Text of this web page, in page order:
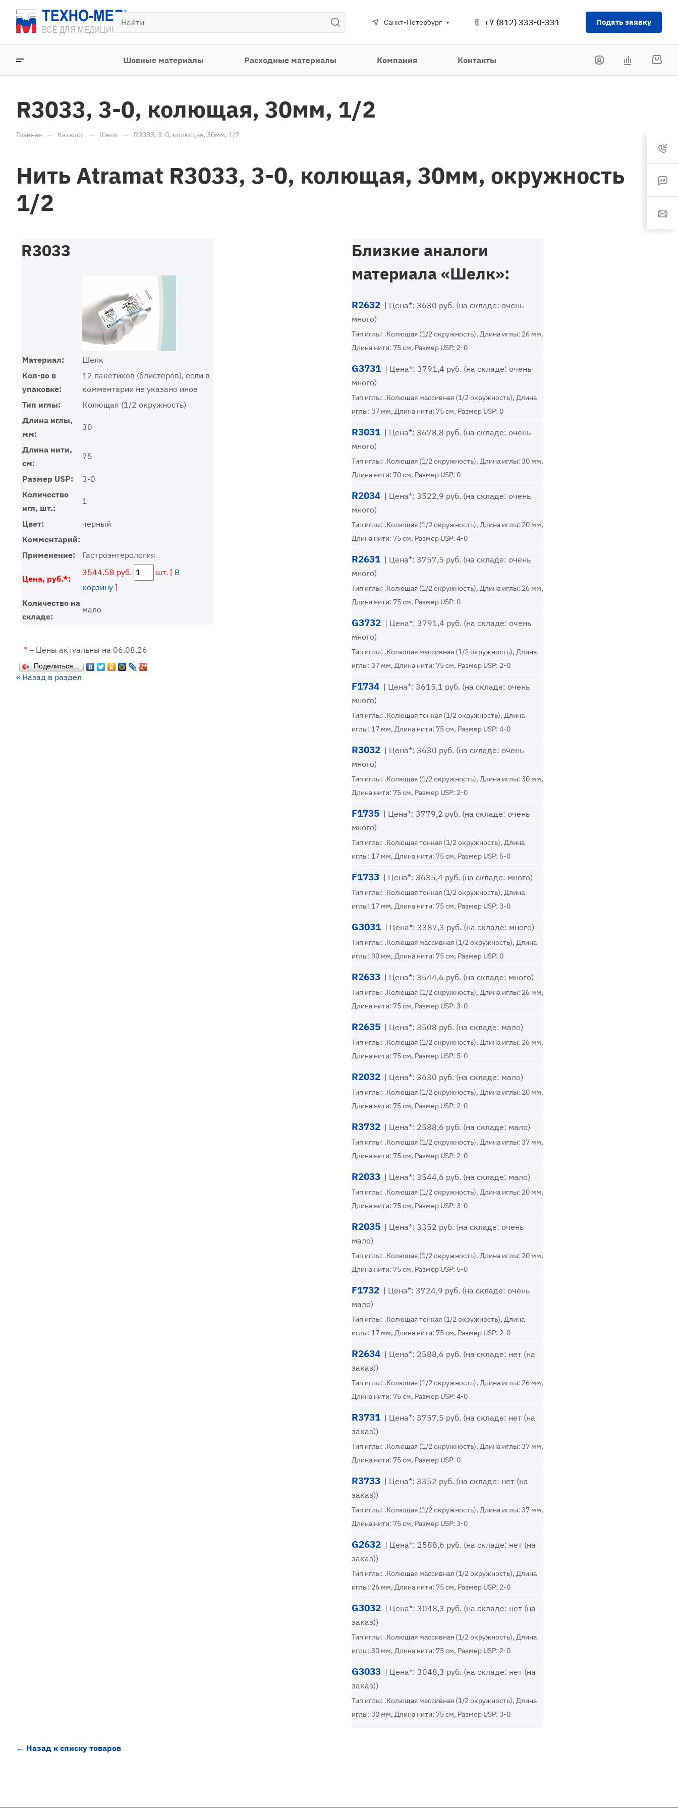
Санкт-Петербург +7 (812) 333-0-331 Подать заявку
Шовные материалы Расходные материалы Компания Контакты
R3033, 3-0, колющая, 30мм, 1/2
Главная — Каталог — Шелк — R3033, 3-0, колющая, 30мм, 1/2
Нить Atramat R3033, 3-0, колющая, 30мм, окружность
1/2
R3033
Материал:
Шелк
Кол-во в
упаковке:
12 пакетиков (блистеров), если в
комментарии не указано иное
Тип иглы:
Колющая (1/2 окружность)
Длина иглы,
мм:
30
Длина нити,
см:
75
Размер USP:
3-0
Количество
игл, шт.:
1
Цвет:
черный
Комментарий:
Применение:
Гастроэнтерология
Цена, руб.*:
3544.58 руб. шт. [ В
корзину ]
Количество на
складе:
мало
* – Цены актуальны на 06.08.26
Поделиться…
« Назад в раздел
Близкие аналоги
материала «Шелк»:
R2632 | Цена*: 3630 руб. (на складе: очень
много)
Тип иглы: .Колющая (1/2 окружность), Длина иглы: 26 мм,
Длина нити: 75 см, Размер USP: 2-0
G3731 | Цена*: 3791,4 руб. (на складе: очень
много)
Тип иглы: .Колющая массивная (1/2 окружность), Длина
иглы: 37 мм, Длина нити: 75 см, Размер USP: 0
R3031 | Цена*: 3678,8 руб. (на складе: очень
много)
Тип иглы: .Колющая (1/2 окружность), Длина иглы: 30 мм,
Длина нити: 70 см, Размер USP: 0
R2034 | Цена*: 3522,9 руб. (на складе: очень
много)
Тип иглы: .Колющая (1/2 окружность), Длина иглы: 20 мм,
Длина нити: 75 см, Размер USP: 4-0
R2631 | Цена*: 3757,5 руб. (на складе: очень
много)
Тип иглы: .Колющая (1/2 окружность), Длина иглы: 26 мм,
Длина нити: 75 см, Размер USP: 0
G3732 | Цена*: 3791,4 руб. (на складе: очень
много)
Тип иглы: .Колющая массивная (1/2 окружность), Длина
иглы: 37 мм, Длина нити: 75 см, Размер USP: 2-0
F1734 | Цена*: 3615,1 руб. (на складе: очень
много)
Тип иглы: .Колющая тонкая (1/2 окружность), Длина
иглы: 17 мм, Длина нити: 75 см, Размер USP: 4-0
R3032 | Цена*: 3630 руб. (на складе: очень
много)
Тип иглы: .Колющая (1/2 окружность), Длина иглы: 30 мм,
Длина нити: 75 см, Размер USP: 2-0
F1735 | Цена*: 3779,2 руб. (на складе: очень
много)
Тип иглы: .Колющая тонкая (1/2 окружность), Длина
иглы: 17 мм, Длина нити: 75 см, Размер USP: 5-0
F1733 | Цена*: 3635,4 руб. (на складе: много)
Тип иглы: .Колющая тонкая (1/2 окружность), Длина
иглы: 17 мм, Длина нити: 75 см, Размер USP: 3-0
G3031 | Цена*: 3387,3 руб. (на складе: много)
Тип иглы: .Колющая массивная (1/2 окружность), Длина
иглы: 30 мм, Длина нити: 75 см, Размер USP: 0
R2633 | Цена*: 3544,6 руб. (на складе: много)
Тип иглы: .Колющая (1/2 окружность), Длина иглы: 26 мм,
Длина нити: 75 см, Размер USP: 3-0
R2635 | Цена*: 3508 руб. (на складе: мало)
Тип иглы: .Колющая (1/2 окружность), Длина иглы: 26 мм,
Длина нити: 75 см, Размер USP: 5-0
R2032 | Цена*: 3630 руб. (на складе: мало)
Тип иглы: .Колющая (1/2 окружность), Длина иглы: 20 мм,
Длина нити: 75 см, Размер USP: 2-0
R3732 | Цена*: 2588,6 руб. (на складе: мало)
Тип иглы: .Колющая (1/2 окружность), Длина иглы: 37 мм,
Длина нити: 75 см, Размер USP: 2-0
R2033 | Цена*: 3544,6 руб. (на складе: мало)
Тип иглы: .Колющая (1/2 окружность), Длина иглы: 20 мм,
Длина нити: 75 см, Размер USP: 3-0
R2035 | Цена*: 3352 руб. (на складе: очень
мало)
Тип иглы: .Колющая (1/2 окружность), Длина иглы: 20 мм,
Длина нити: 75 см, Размер USP: 5-0
F1732 | Цена*: 3724,9 руб. (на складе: очень
мало)
Тип иглы: .Колющая тонкая (1/2 окружность), Длина
иглы: 17 мм, Длина нити: 75 см, Размер USP: 2-0
R2634 | Цена*: 2588,6 руб. (на складе: нет (на
заказ))
Тип иглы: .Колющая (1/2 окружность), Длина иглы: 26 мм,
Длина нити: 75 см, Размер USP: 4-0
R3731 | Цена*: 3757,5 руб. (на складе: нет (на
заказ))
Тип иглы: .Колющая (1/2 окружность), Длина иглы: 37 мм,
Длина нити: 75 см, Размер USP: 0
R3733 | Цена*: 3352 руб. (на складе: нет (на
заказ))
Тип иглы: .Колющая (1/2 окружность), Длина иглы: 37 мм,
Длина нити: 75 см, Размер USP: 3-0
G2632 | Цена*: 2588,6 руб. (на складе: нет (на
заказ))
Тип иглы: .Колющая массивная (1/2 окружность), Длина
иглы: 26 мм, Длина нити: 75 см, Размер USP: 2-0
G3032 | Цена*: 3048,3 руб. (на складе: нет (на
заказ))
Тип иглы: .Колющая массивная (1/2 окружность), Длина
иглы: 30 мм, Длина нити: 75 см, Размер USP: 2-0
G3033 | Цена*: 3048,3 руб. (на складе: нет (на
заказ))
Тип иглы: .Колющая массивная (1/2 окружность), Длина
иглы: 30 мм, Длина нити: 75 см, Размер USP: 3-0
← Назад к списку товаров